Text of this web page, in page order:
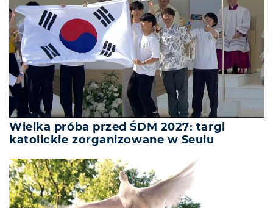
Wielka próba przed ŚDM 2027: targi
katolickie zorganizowane w Seulu